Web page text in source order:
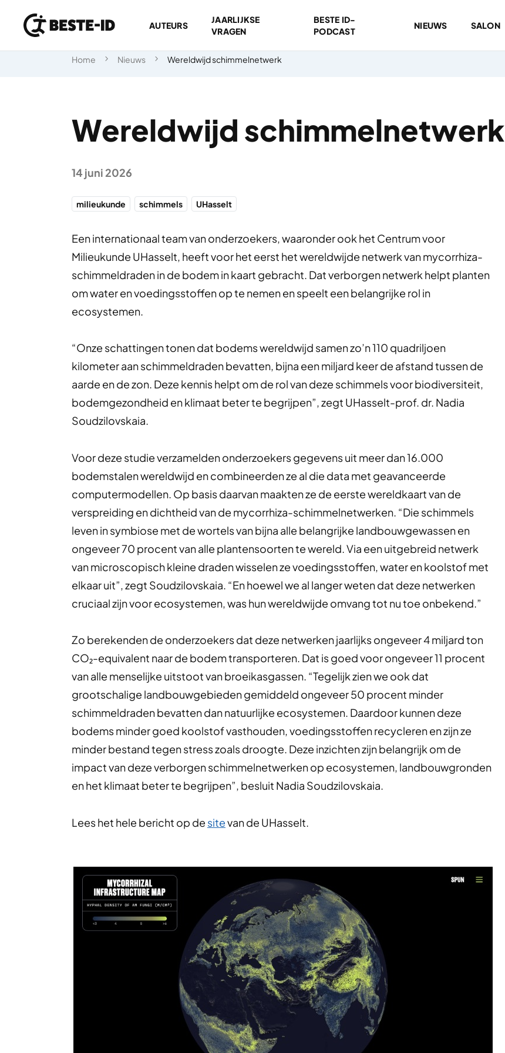
Ga naar inhoud
AUTEURS
JAARLIJKSE
VRAGEN
BESTE ID-
PODCAST
NIEUWS SALON
Home Nieuws Wereldwijd schimmelnetwerk
Wereldwijd schimmelnetwerk
14 juni 2026
milieukunde schimmels UHasselt
Een internationaal team van onderzoekers, waaronder ook het Centrum voor
Milieukunde UHasselt, heeft voor het eerst het wereldwijde netwerk van mycorrhiza-
schimmeldraden in de bodem in kaart gebracht. Dat verborgen netwerk helpt planten
om water en voedingsstoffen op te nemen en speelt een belangrijke rol in
ecosystemen.
“Onze schattingen tonen dat bodems wereldwijd samen zo’n 110 quadriljoen
kilometer aan schimmeldraden bevatten, bijna een miljard keer de afstand tussen de
aarde en de zon. Deze kennis helpt om de rol van deze schimmels voor biodiversiteit,
bodemgezondheid en klimaat beter te begrijpen”, zegt UHasselt-prof. dr. Nadia
Soudzilovskaia.
Voor deze studie verzamelden onderzoekers gegevens uit meer dan 16.000
bodemstalen wereldwijd en combineerden ze al die data met geavanceerde
computermodellen. Op basis daarvan maakten ze de eerste wereldkaart van de
verspreiding en dichtheid van de mycorrhiza-schimmelnetwerken. “Die schimmels
leven in symbiose met de wortels van bijna alle belangrijke landbouwgewassen en
ongeveer 70 procent van alle plantensoorten te wereld. Via een uitgebreid netwerk
van microscopisch kleine draden wisselen ze voedingsstoffen, water en koolstof met
elkaar uit”, zegt Soudzilovskaia. “En hoewel we al langer weten dat deze netwerken
cruciaal zijn voor ecosystemen, was hun wereldwijde omvang tot nu toe onbekend.”
Zo berekenden de onderzoekers dat deze netwerken jaarlijks ongeveer 4 miljard ton
CO₂-equivalent naar de bodem transporteren. Dat is goed voor ongeveer 11 procent
van alle menselijke uitstoot van broeikasgassen. “Tegelijk zien we ook dat
grootschalige landbouwgebieden gemiddeld ongeveer 50 procent minder
schimmeldraden bevatten dan natuurlijke ecosystemen. Daardoor kunnen deze
bodems minder goed koolstof vasthouden, voedingsstoffen recycleren en zijn ze
minder bestand tegen stress zoals droogte. Deze inzichten zijn belangrijk om de
impact van deze verborgen schimmelnetwerken op ecosystemen, landbouwgronden
en het klimaat beter te begrijpen”, besluit Nadia Soudzilovskaia.
Lees het hele bericht op de sitevan de UHasselt.